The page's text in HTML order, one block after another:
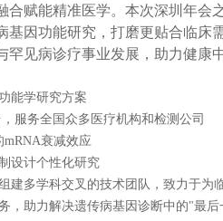
合赋能精准医学。本次深圳年会
因功能研究，打磨更贴合临床
见病诊疗事业发展，助力健康
能学研究方案
服务全国众多医疗机构和检测公司
衰减效应
设计个性化研究
建多学科交叉的技术团队，致力于为
，助力解决遗传病基因诊断中的"最后